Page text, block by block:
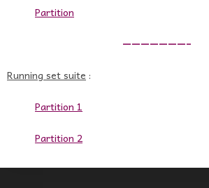
Partition
———————–
Running set suite :
Partition 1
Partition 2